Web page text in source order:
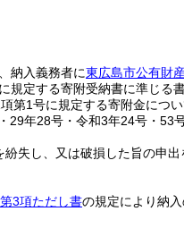
納入義務者に東広島市公有財
に規定する寄附受納書に準じる
第1号に規定する寄附金につい
29年28号・令和3年24号・53
失し、又は破損した旨の申
3項ただし書の規定により納